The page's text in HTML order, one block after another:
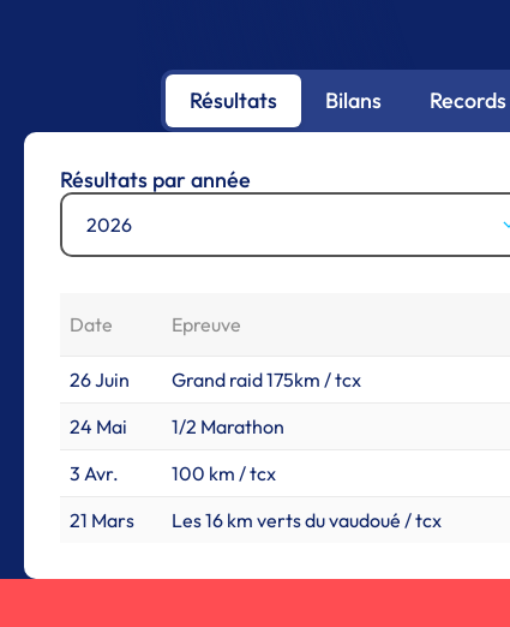
Résultats Bilans Records
Résultats par année
2026
Date Epreuve
26 Juin Grand raid 175km / tcx
24 Mai
1/2 Marathon
3 Avr.
100 km / tcx
21 Mars
Les 16 km verts du vaudoué / tcx